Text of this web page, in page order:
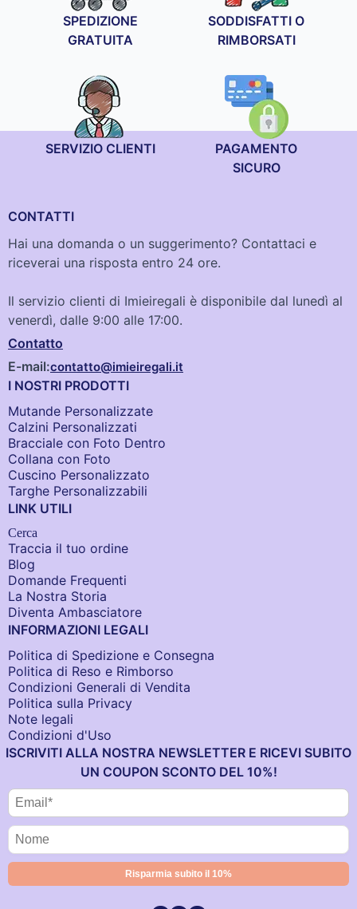
SPEDIZIONE
GRATUITA
SODDISFATTI O
RIMBORSATI
SERVIZIO CLIENTI
PAGAMENTO
SICURO
CONTATTI
Hai una domanda o un suggerimento? Contattaci e
riceverai una risposta entro 24 ore.
Il servizio clienti di Imieiregali è disponibile dal lunedì al
venerdì, dalle 9:00 alle 17:00.
Contatto
E-mail:contatto@imieiregali.it
I NOSTRI PRODOTTI
Mutande Personalizzate
Calzini Personalizzati
Bracciale con Foto Dentro​
Collana con Foto
Cuscino Personalizzato
Targhe Personalizzabili
LINK UTILI
Cerca
Traccia il tuo ordine
Blog
Domande Frequenti
La Nostra Storia
Diventa Ambasciatore
INFORMAZIONI LEGALI
Politica di Spedizione e Consegna
Politica di Reso e Rimborso
Condizioni Generali di Vendita
Politica sulla Privacy
Note legali
Condizioni d'Uso
ISCRIVITI ALLA NOSTRA NEWSLETTER E RICEVI SUBITO
UN COUPON SCONTO DEL 10%!